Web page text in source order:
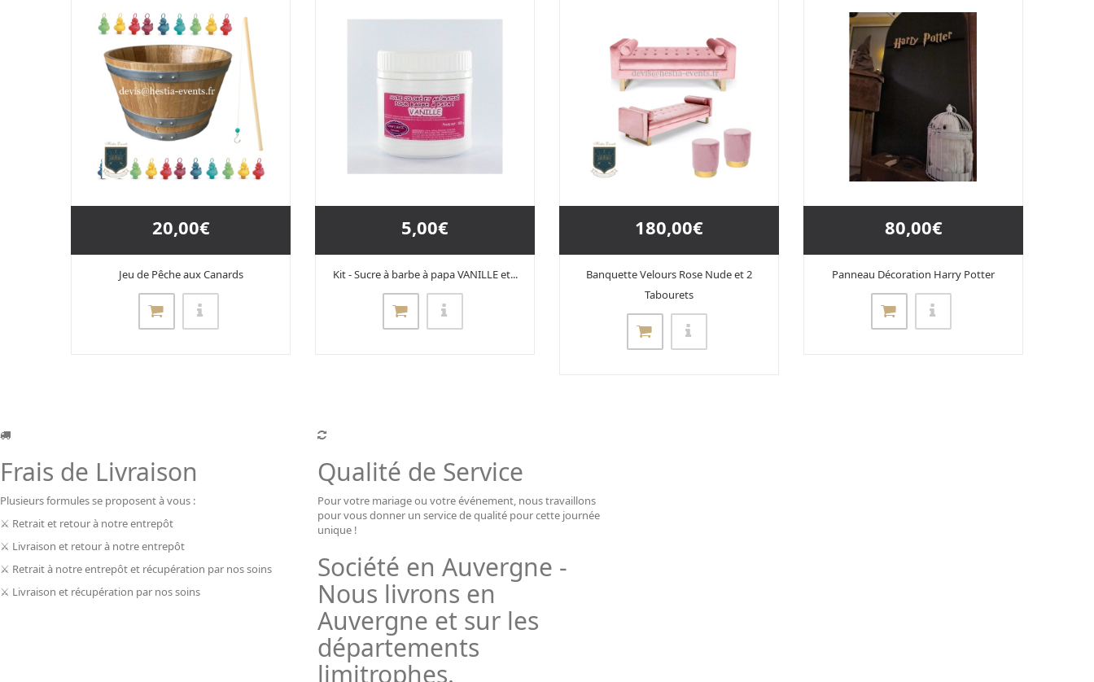
20,00€
Jeu de Pêche aux Canards
5,00€
Kit - Sucre à barbe à papa VANILLE et...
180,00€
Banquette Velours Rose Nude et 2
Tabourets
80,00€
Panneau Décoration Harry Potter
Frais de Livraison
Plusieurs formules se proposent à vous :
⚔ Retrait et retour à notre entrepôt
⚔ Livraison et retour à notre entrepôt
⚔ Retrait à notre entrepôt et récupération par nos soins
⚔ Livraison et récupération par nos soins
Qualité de Service
Pour votre mariage ou votre événement, nous travaillons
pour vous donner un service de qualité pour cette journée
unique !
Société en Auvergne -
Nous livrons en
Auvergne et sur les
départements
limitrophes.